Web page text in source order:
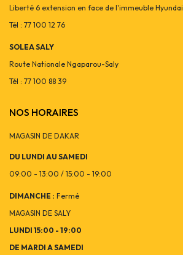
Liberté 6 extension en face de l'immeuble Hyundai
Tél : 77 100 12 76
SOLEA SALY
Route Nationale Ngaparou-Saly
Tél : 77 100 88 39
NOS HORAIRES
MAGASIN DE DAKAR
DU LUNDI AU SAMEDI
09:00 - 13:00 / 15:00 - 19:00
DIMANCHE : Fermé
MAGASIN DE SALY
LUNDI 15:00 - 19:00
DE MARDI A SAMEDI